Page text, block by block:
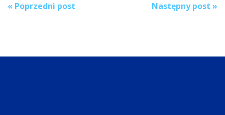
« Poprzedni post Następny post »